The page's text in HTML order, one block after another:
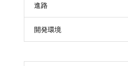
進路
開発環境